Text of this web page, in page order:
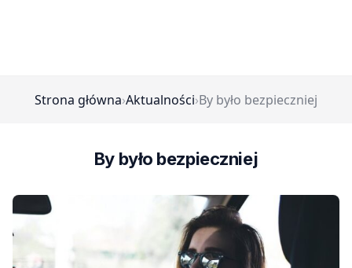
Strona główna›Aktualności›By było bezpieczniej
By było bezpieczniej